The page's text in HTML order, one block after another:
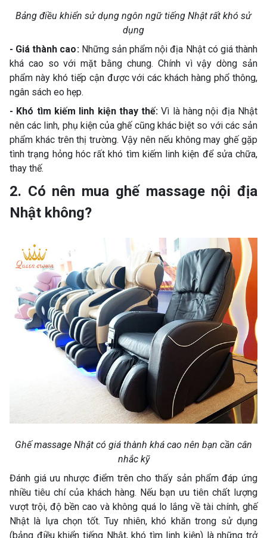
Bảng điều khiển sử dụng ngôn ngữ tiếng Nhật rất khó sử
dụng
- Giá thành cao:Những sản phẩm nội địa Nhật có giá thành
khá cao so với mặt bằng chung. Chính vì vậy dòng sản
phẩm này khó tiếp cận được với các khách hàng phổ thông,
ngân sách eo hẹp.
- Khó tìm kiếm linh kiện thay thế:Vì là hàng nội địa Nhật
nên các linh, phụ kiện của ghế cũng khác biệt so với các sản
phẩm khác trên thị trường. Vậy nên nếu không may ghế gặp
tình trạng hỏng hóc rất khó tìm kiếm linh kiện để sửa chữa,
thay thế.
2. Có nên mua ghế massage nội địa
Nhật không?
Ghế massage Nhật có giá thành khá cao nên bạn cần cân
nhắc kỹ
Đánh giá ưu nhược điểm trên cho thấy sản phẩm đáp ứng
nhiều tiêu chí của khách hàng. Nếu bạn ưu tiên chất lượng
vượt trội, độ bền cao và không quá lo lắng về tài chính, ghế
Nhật là lựa chọn tốt. Tuy nhiên, khó khăn trong sử dụng
(bảng điều khiển tiếng Nhật, khó tìm linh kiện) là những trở